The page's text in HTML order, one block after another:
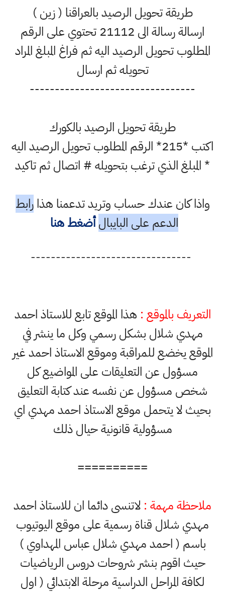
طريقة تحويل الرصيد بالعراقنا ( زين )
ارسالة رسالة الى 21112 تحتوي على الرقم
المطلوب تحويل الرصيد اليه ثم فراغ المبلغ المراد
تحويله ثم ارسال
---------------------------------
طريقة تحويل الرصيد بالكورك
اكتب *215* الرقم المطلوب تحويل الرصيد اليه
* المبلغ الذي ترغب بتحويله # اتصال ثم تاكيد
واذا كان عندك حساب وتريد تدعمنا هذارابط
الدعم على البايبال أضغط هنا
--------------------------------
التعريف بالموقع : هذا الموقع تابع للاستاذ احمد
مهدي شلال بشكل رسمي وكل ما ينشر في
الموقع يخضع للمراقبة وموقع الاستاذ احمد غير
مسؤول عن التعليقات على المواضيع كل
شخص مسؤول عن نفسه عند كتابة التعليق
بحيث لا يتحمل موقع الاستاذ احمد مهدي اي
مسؤولية قانونية حيال ذلك
==========
ملاحظة مهمة : لاتنسى دائما ان للاستاذ احمد
مهدي شلال قناة رسمية على موقع اليوتيوب
باسم ( احمد مهدي شلال عباس المهداوي )
حيث اقوم بنشر شروحات دروس الرياضيات
لكافة المراحل الدراسية مرحلة الابتدائي ( اول